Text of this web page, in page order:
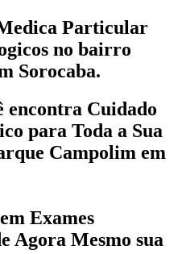
Particular
no bairro
Sorocaba.
encontra Cuidado
para Toda a Sua
Campolim em
Exames
Agora Mesmo sua